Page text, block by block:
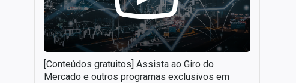
[Conteúdos gratuitos] Assista ao Giro do
Mercado e outros programas exclusivos em